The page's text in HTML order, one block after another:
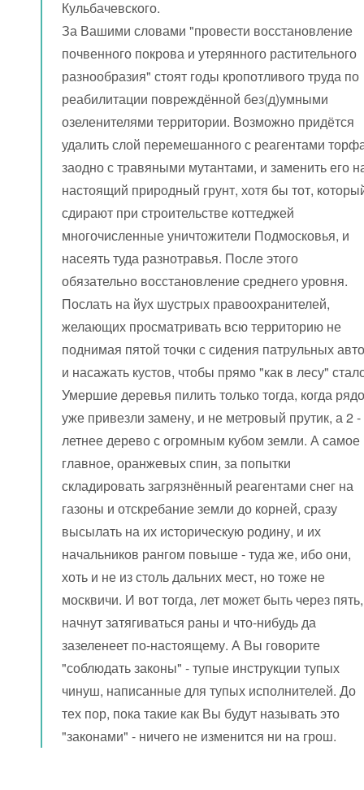
Кульбачевского.
За Вашими словами "провести восстановление
почвенного покрова и утерянного растительного
разнообразия" стоят годы кропотливого труда по
реабилитации повреждённой без(д)умными
озеленителями территории. Возможно придётся
удалить слой перемешанного с реагентами
заодно с травяными мутантами, и заменить его
настоящий природный грунт, хотя бы тот,
сдирают при строительстве коттеджей
многочисленные уничтожители Подмосковья, и
насеять туда разнотравья. После этого
обязательно восстановление среднего уровня.
Послать на йух шустрых правоохранителей,
желающих просматривать всю территорию не
поднимая пятой точки с сидения патрульных
и насажать кустов, чтобы прямо "как в лесу"
Умершие деревья пилить только тогда, когда
уже привезли замену, и не метровый прутик, а 2
летнее дерево с огромным кубом земли. А самое
главное, оранжевых спин, за попытки
складировать загрязнённый реагентами снег на
газоны и отскребание земли до корней, сразу
высылать на их историческую родину, и их
начальников рангом повыше - туда же, ибо они,
хоть и не из столь дальних мест, но тоже не
москвичи. И вот тогда, лет может быть через
начнут затягиваться раны и что-нибудь да
зазеленеет по-настоящему. А Вы говорите
"соблюдать законы" - тупые инструкции тупых
чинуш, написанные для тупых исполнителей. До
тех пор, пока такие как Вы будут называть это
"законами" - ничего не изменится ни на грош.